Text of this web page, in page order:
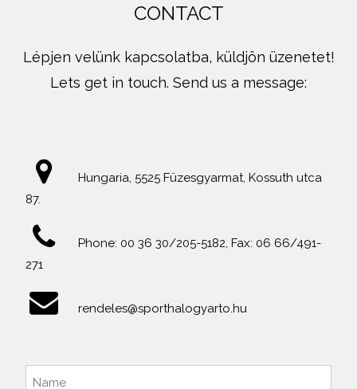
CONTACT
Lépjen velünk kapcsolatba, küldjön üzenetet!
Lets get in touch. Send us a message:
Hungaria, 5525 Füzesgyarmat, Kossuth utca
87.
Phone: 00 36 30/205-5182, Fax: 06 66/491-
271
rendeles@sporthalogyarto.hu